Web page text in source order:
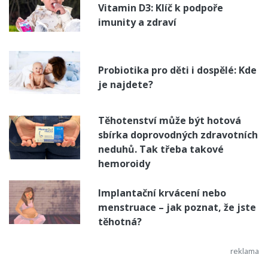
Vitamin D3: Klíč k podpoře
imunity a zdraví
Probiotika pro děti i dospělé: Kde
je najdete?
Těhotenství může být hotová
sbírka doprovodných zdravotních
neduhů. Tak třeba takové
hemoroidy
Implantační krvácení nebo
menstruace – jak poznat, že jste
těhotná?